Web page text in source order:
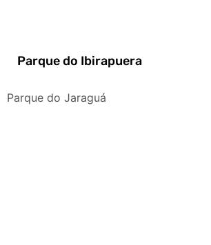
Parque do Ibirapuera
Parque do Jaraguá